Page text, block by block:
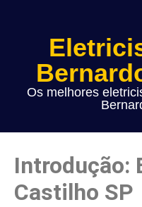
Os melhores
Introdução:
Castilho SP